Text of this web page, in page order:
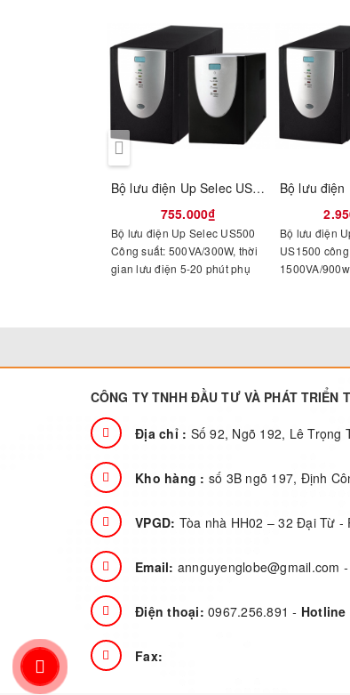
Bộ lưu điện Up Selec US500 500VA
755.000₫
Bộ lưu điện Up Selec US500
Công suất: 500VA/300W, thời
gian lưu điện 5-20 phút phụ
Bộ lưu điện
US1500
1500VA/
CÔNG TY TNHH ĐẦU TƯ VÀ PHÁT TRIỂN
Địa chỉ : Số 92, Ngõ 192, Lê Trọng
Kho hàng : số 3B ngõ 197, Định
VPGD: Tòa nhà HH02 – 32 Đại Từ
Email: annguyenglobe@gmail.com
Điện thoại: 0967.256.891- Hotline
Fax: